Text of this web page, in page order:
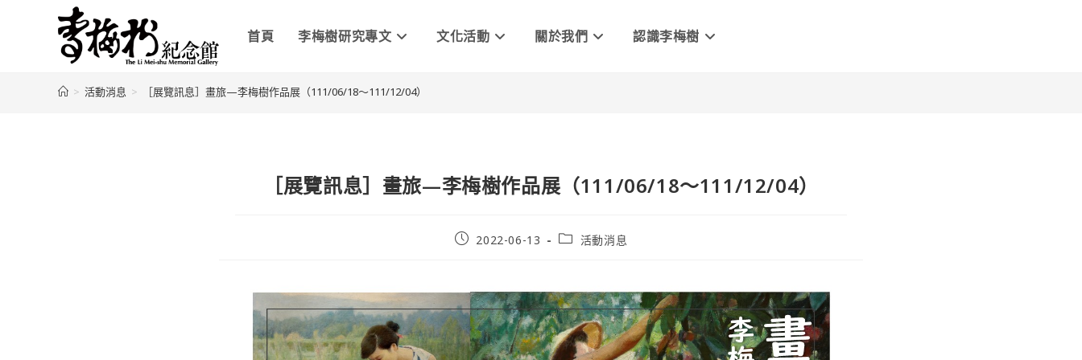
首頁 李梅樹研究專文 文化活動 關於我們 認識李梅樹
> 活動消息 > ［展覽訊息］畫旅—李梅樹作品展（111/06/18～111/12/04）
［展覽訊息］畫旅—李梅樹作品展（111/06/18～111/12/04）
2022-06-13 活動消息